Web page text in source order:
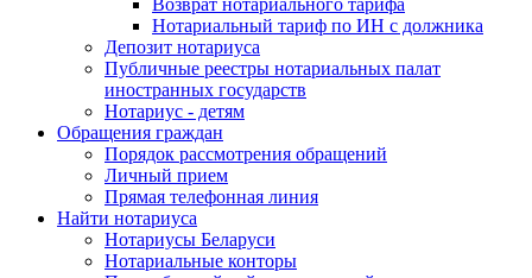
Возврат нотариального тарифа
Нотариальный тариф по ИН с должника
Депозит нотариуса
Публичные реестры нотариальных палат
иностранных государств
Нотариус - детям
Обращения граждан
Порядок рассмотрения обращений
Личный прием
Прямая телефонная линия
Найти нотариуса
Нотариусы Беларуси
Нотариальные конторы